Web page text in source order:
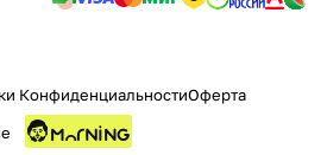
КонфиденциальностиОферта